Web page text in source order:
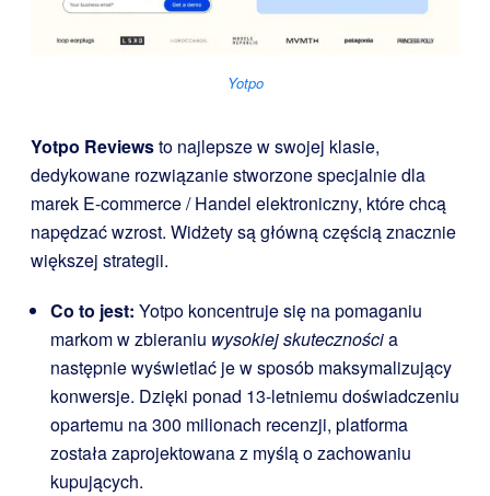
Yotpo
Yotpo Reviewsto najlepsze w swojej klasie,
dedykowane rozwiązanie stworzone specjalnie dla
marek E-commerce / Handel elektroniczny, które chcą
napędzać wzrost. Widżety są główną częścią znacznie
większej strategii.
Co to jest: Yotpo koncentruje się na pomaganiu
markom w zbieraniu wysokiej skutecznościa
następnie wyświetlać je w sposób maksymalizujący
konwersje. Dzięki ponad 13-letniemu doświadczeniu
opartemu na 300 milionach recenzji, platforma
została zaprojektowana z myślą o zachowaniu
kupujących.